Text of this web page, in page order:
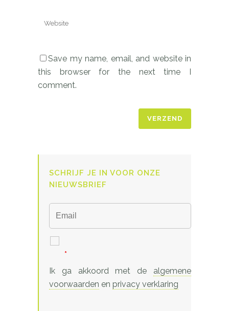
Save my name, email, and website in
this browser for the next time I
comment.
SCHRIJF JE IN VOOR ONZE
NIEUWSBRIEF
*
Ik ga akkoord met de algemene
voorwaarden en privacy verklaring